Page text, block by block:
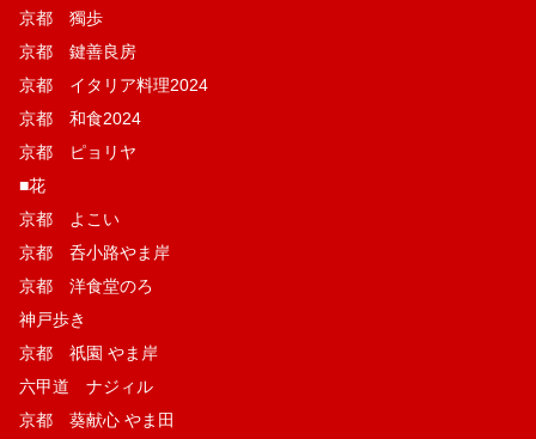
京都 獨歩
京都 鍵善良房
京都 イタリア料理2024
京都 和食2024
京都 ピョリヤ
■花
京都 よこい
京都 呑小路やま岸
京都 洋食堂のろ
神戸歩き
京都 祇園 やま岸
六甲道 ナジィル
京都 葵献心 やま田